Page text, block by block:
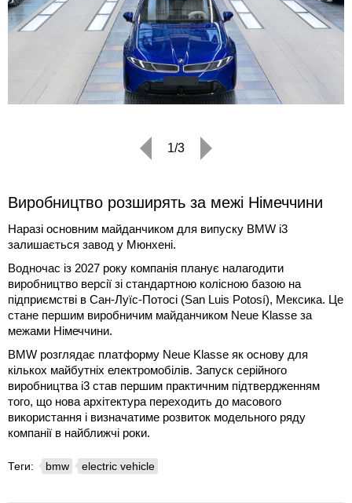
1/3
Виробництво розширять за межі Німеччини
Наразі основним майданчиком для випуску BMW i3
залишається завод у Мюнхені.
Водночас із 2027 року компанія планує налагодити
виробництво версії зі стандартною колісною базою на
підприємстві в Сан-Луїс-Потосі (San Luis Potosí), Мексика. Це
стане першим виробничим майданчиком Neue Klasse за
межами Німеччини.
BMW розглядає платформу Neue Klasse як основу для
кількох майбутніх електромобілів. Запуск серійного
виробництва i3 став першим практичним підтвердженням
того, що нова архітектура переходить до масового
використання і визначатиме розвиток модельного ряду
компанії в найближчі роки.
Теги: bmw electric vehicle